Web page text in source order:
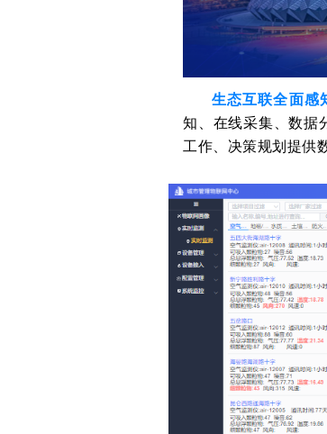
生态互联全面感
知、在线采集、数据
工作、决策规划提供